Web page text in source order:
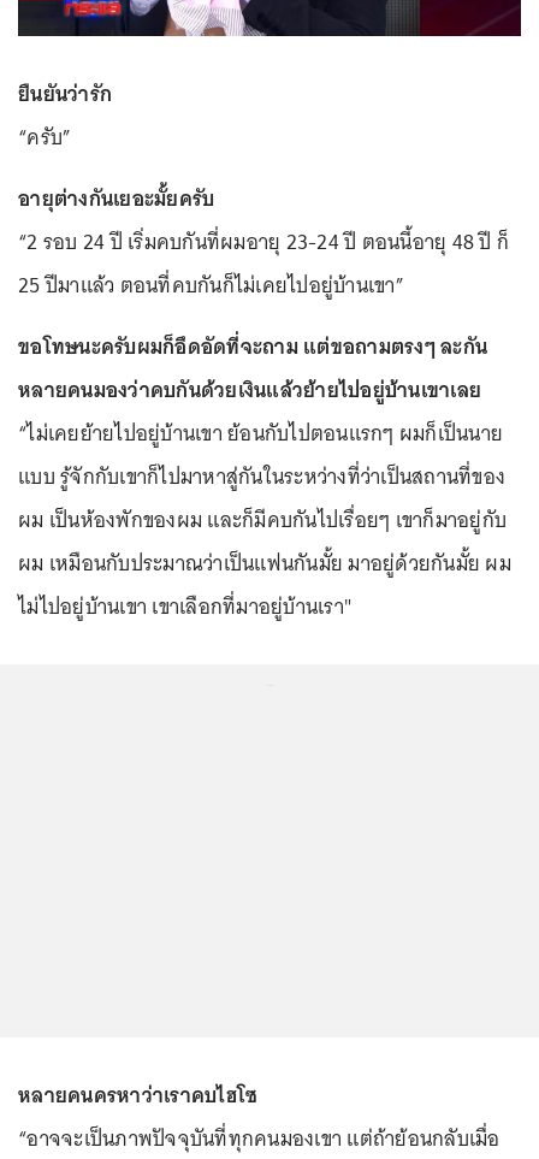
ยืนยันว่ารัก
“ครับ”
อายุต่างกันเยอะมั้ยครับ
“2 รอบ 24 ปี เริ่มคบกันที่ผมอายุ 23-24 ปี ตอนนี้อายุ 48 ปี ก็
25 ปีมาแล้ว ตอนที่คบกันก็ไม่เคยไปอยู่บ้านเขา”
ขอโทษนะครับผมก็อึดอัดที่จะถาม แต่ขอถามตรงๆ ละกัน
หลายคนมองว่าคบกันด้วยเงินแล้วย้ายไปอยู่บ้านเขาเลย
“ไม่เคยย้ายไปอยู่บ้านเขา ย้อนกับไปตอนแรกๆ ผมก็เป็นนาย
แบบ รู้จักกับเขาก็ไปมาหาสู่กันในระหว่างที่ว่าเป็นสถานที่ของ
ผม เป็นห้องพักของผม และก็มีคบกันไปเรื่อยๆ เขาก็มาอยู่กับ
ผม เหมือนกับประมาณว่าเป็นแฟนกันมั้ย มาอยู่ด้วยกันมั้ย ผม
ไม่ไปอยู่บ้านเขา เขาเลือกที่มาอยู่บ้านเรา"
หลายคนครหาว่าเราคบไฮโซ
“อาจจะเป็นภาพปัจจุบันที่ทุกคนมองเขา แต่ถ้าย้อนกลับเมื่อ